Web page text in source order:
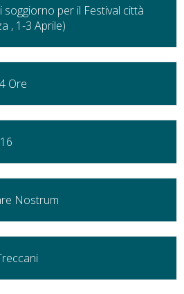
per il Festival città
, 1-3 Aprile)
Ore
Nostrum